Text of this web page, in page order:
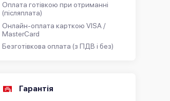
Оплата готівкою при отриманні
(післяплата)
Онлайн-оплата карткою VISA /
MasterCard
Безготівкова оплата (з ПДВ і без)
Гарантія